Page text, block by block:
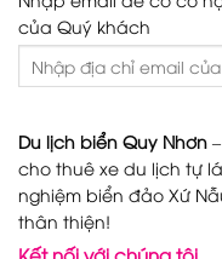
của Quý khách
Du lịch biển Quy Nhơn
cho thuê xe du lịch tự
nghiệm biển đảo Xứ
thân thiện!
Kết nối với chúng tôi